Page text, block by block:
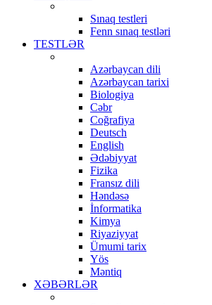
Sınaq testleri
Fenn sınaq testləri
TESTLƏR
Azərbaycan dili
Azərbaycan tarixi
Biologiya
Cəbr
Coğrafiya
Deutsch
English
Ədəbiyyat
Fizika
Fransız dili
Həndəsə
İnformatika
Kimya
Riyaziyyat
Ümumi tarix
Yös
Məntiq
XƏBƏRLƏR